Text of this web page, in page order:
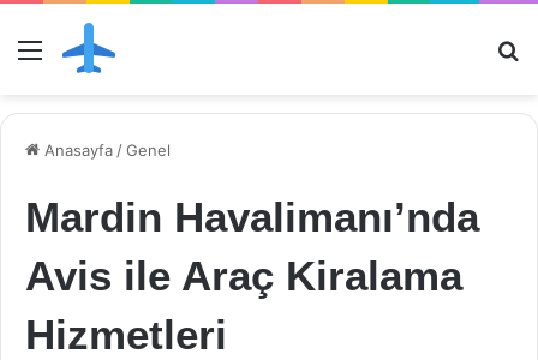
Menü
Anasayfa /Genel
Mardin Havalimanı’nda
Avis ile Araç Kiralama
Hizmetleri